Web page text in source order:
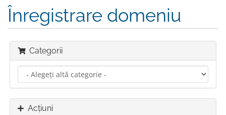
Înregistrare domeniu
Categorii
Acțiuni